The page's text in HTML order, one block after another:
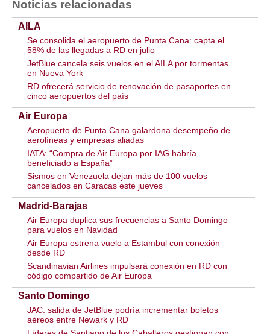
Noticias relacionadas
AILA
Se consolida el aeropuerto de Punta Cana: capta el
58% de las llegadas a RD en julio
JetBlue cancela seis vuelos en el AILA por tormentas
en Nueva York
RD ofrecerá servicio de renovación de pasaportes en
cinco aeropuertos del país
Air Europa
Aeropuerto de Punta Cana galardona desempeño de
aerolíneas y empresas aliadas
IATA: “Compra de Air Europa por IAG habría
beneficiado a España”
Sismos en Venezuela dejan más de 100 vuelos
cancelados en Caracas este jueves
Madrid-Barajas
Air Europa duplica sus frecuencias a Santo Domingo
para vuelos en Navidad
Air Europa estrena vuelo a Estambul con conexión
desde RD
Scandinavian Airlines impulsará conexión en RD con
código compartido de Air Europa
Santo Domingo
JAC: salida de JetBlue podría incrementar boletos
aéreos entre Newark y RD